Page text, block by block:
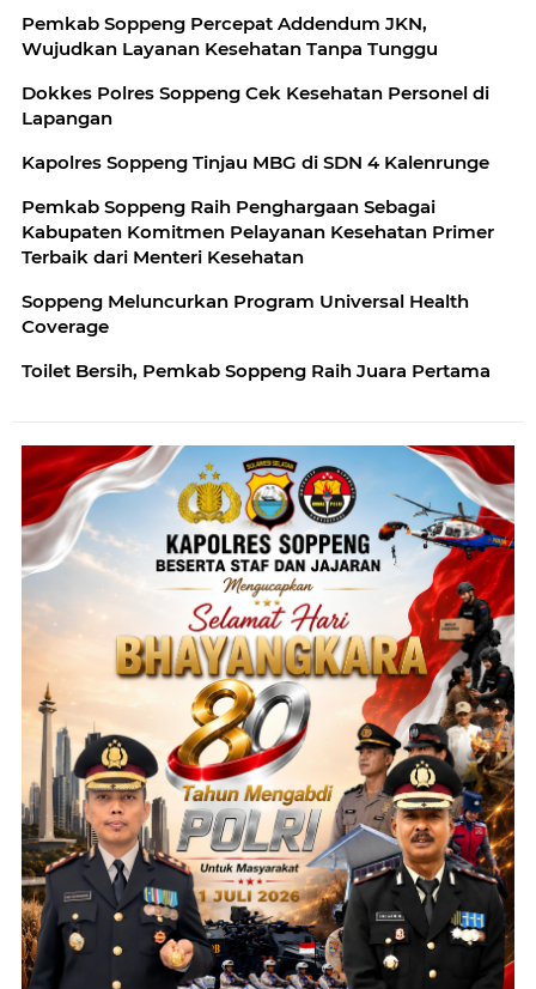
Pemkab Soppeng Percepat Addendum JKN,
Wujudkan Layanan Kesehatan Tanpa Tunggu
Dokkes Polres Soppeng Cek Kesehatan Personel di
Lapangan
Kapolres Soppeng Tinjau MBG di SDN 4 Kalenrunge
Pemkab Soppeng Raih Penghargaan Sebagai
Kabupaten Komitmen Pelayanan Kesehatan Primer
Terbaik dari Menteri Kesehatan
Soppeng Meluncurkan Program Universal Health
Coverage
Toilet Bersih, Pemkab Soppeng Raih Juara Pertama